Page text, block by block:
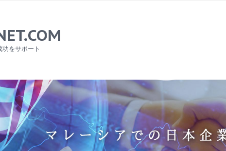
をサポート